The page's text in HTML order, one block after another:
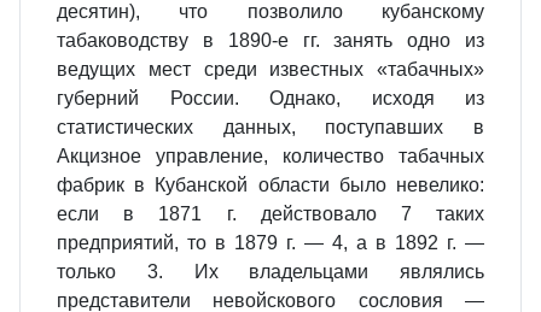
десятин), что позволило кубанскому
табаководству в 1890-е гг. занять одно из
ведущих мест среди известных «табачных»
губерний России. Однако, исходя из
статистических данных, поступавших в
Акцизное управление, количество табачных
фабрик в Кубанской области было невелико:
если в 1871 г. действовало 7 таких
предприятий, то в 1879 г. — 4, а в 1892 г. —
только 3. Их владельцами являлись
представители невойскового сословия —